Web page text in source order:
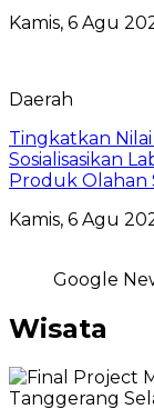
Kamis, 6 Agu
Daerah
Tingkatkan Nilai
Sosialisasikan
Produk Olahan
Kamis, 6 Agu
Google
Wisata